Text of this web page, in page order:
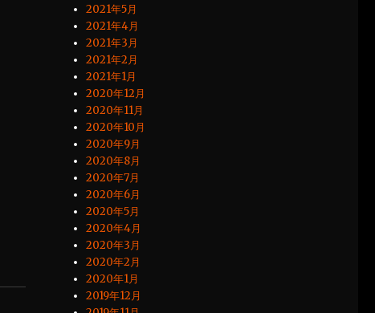
2021年5月
2021年4月
2021年3月
2021年2月
2021年1月
2020年12月
2020年11月
2020年10月
2020年9月
2020年8月
2020年7月
2020年6月
2020年5月
2020年4月
2020年3月
2020年2月
2020年1月
2019年12月